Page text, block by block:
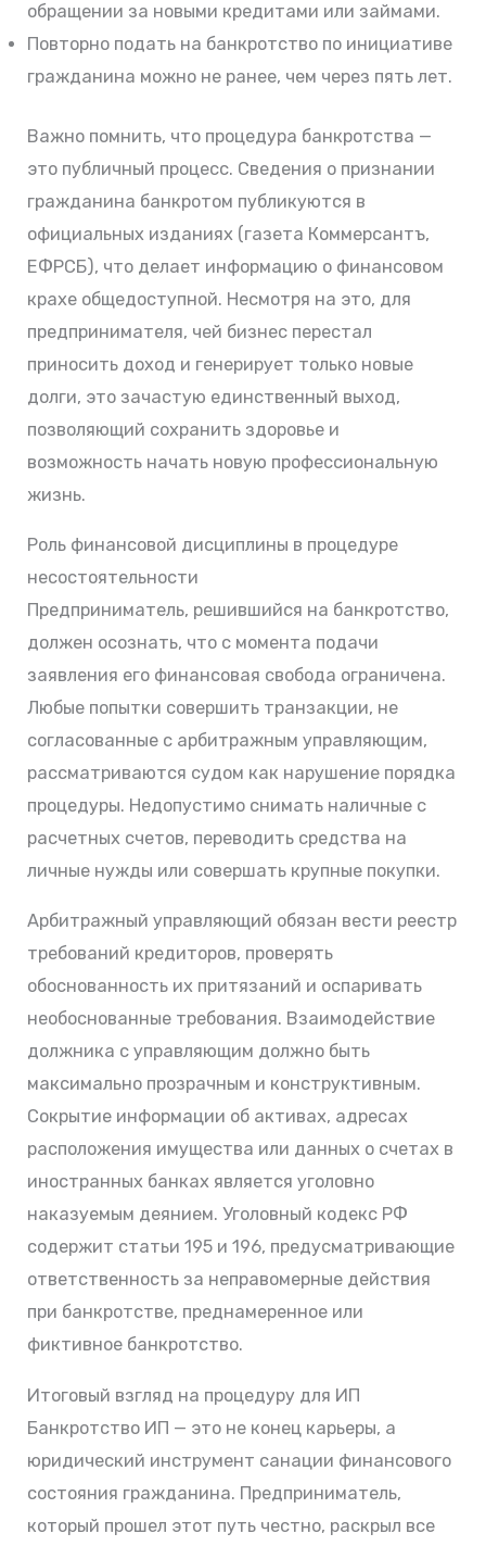
обращении за новыми кредитами или займами.
Повторно подать на банкротство по инициативе
гражданина можно не ранее, чем через пять лет.
Важно помнить, что процедура банкротства —
это публичный процесс. Сведения о признании
гражданина банкротом публикуются в
официальных изданиях (газета Коммерсантъ,
ЕФРСБ), что делает информацию о финансовом
крахе общедоступной. Несмотря на это, для
предпринимателя, чей бизнес перестал
приносить доход и генерирует только новые
долги, это зачастую единственный выход,
позволяющий сохранить здоровье и
возможность начать новую профессиональную
жизнь.
Роль финансовой дисциплины в процедуре
несостоятельности
Предприниматель, решившийся на банкротство,
должен осознать, что с момента подачи
заявления его финансовая свобода ограничена.
Любые попытки совершить транзакции, не
согласованные с арбитражным управляющим,
рассматриваются судом как нарушение порядка
процедуры. Недопустимо снимать наличные с
расчетных счетов, переводить средства на
личные нужды или совершать крупные покупки.
Арбитражный управляющий обязан вести реестр
требований кредиторов, проверять
обоснованность их притязаний и оспаривать
необоснованные требования. Взаимодействие
должника с управляющим должно быть
максимально прозрачным и конструктивным.
Сокрытие информации об активах, адресах
расположения имущества или данных о счетах в
иностранных банках является уголовно
наказуемым деянием. Уголовный кодекс РФ
содержит статьи 195 и 196, предусматривающие
ответственность за неправомерные действия
при банкротстве, преднамеренное или
фиктивное банкротство.
Итоговый взгляд на процедуру для ИП
Банкротство ИП — это не конец карьеры, а
юридический инструмент санации финансового
состояния гражданина. Предприниматель,
который прошел этот путь честно, раскрыл все